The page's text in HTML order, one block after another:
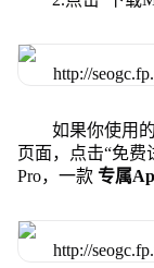
如果你使用
页面，点击“免费
Pro，一款 专属